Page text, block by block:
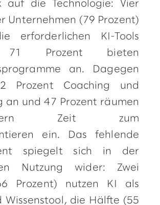
auf die Technologie: Vier
Unternehmen (79 Prozent)
erforderlichen KI-Tools
71 Prozent bieten
an. Dagegen
Prozent Coaching und
an und 47 Prozent räumen
Zeit zum
ein. Das fehlende
spiegelt sich in der
Nutzung wider: Zwei
Prozent) nutzen KI als
Wissenstool, die Hälfte (55